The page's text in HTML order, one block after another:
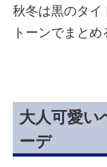
秋冬は黒のタイ
トーンでまとめ
大人可愛い
ーデ